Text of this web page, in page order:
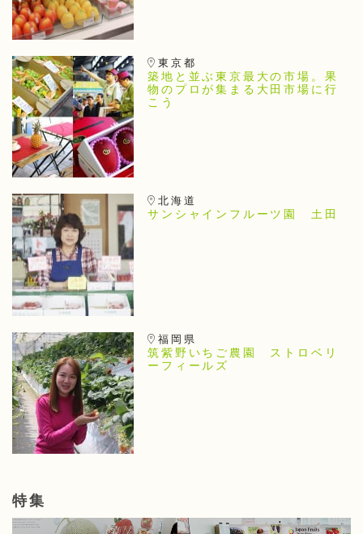
東京都
築地と並ぶ東京最大の市場。果
物のプロが集まる大田市場に行
こう
北海道
サンシャインフルーツ園 土田
福岡県
筑紫野いちご農園 ストロベリ
ーフィールズ
特集